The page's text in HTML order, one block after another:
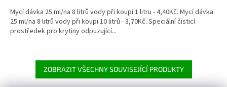
z
5
hvězdiček.
Mycí dávka 25 ml/na 8 litrů vody při koupi 1 litru - 4,40Kč. Mycí dávka
25 ml/na 8 litrů vody při koupi 10 litrů - 3,70Kč. Speciální čisticí
prostředek pro krytiny odpuzující...
ZOBRAZIT VŠECHNY SOUVISEJÍCÍ PRODUKTY